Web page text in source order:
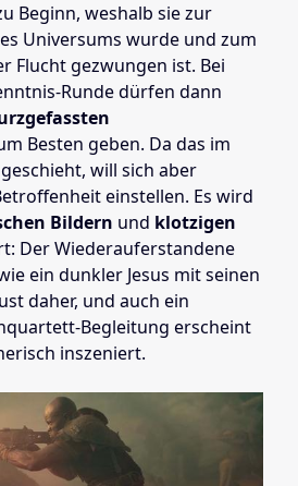
Beginn, weshalb sie zur
Universums wurde und zum
Flucht gezwungen ist. Bei
Runde dürfen dann
Besten geben. Da das im
will sich aber
einstellen. Es wird
Bildern und klotzigen
Der Wiederauferstandene
ein dunkler Jesus mit seinen
daher, und auch ein
Begleitung erscheint
inszeniert.